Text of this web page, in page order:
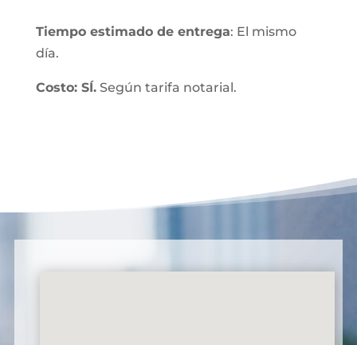
Tiempo estimado de entrega: El mismo
día.
Costo: SÍ.Según tarifa notarial.